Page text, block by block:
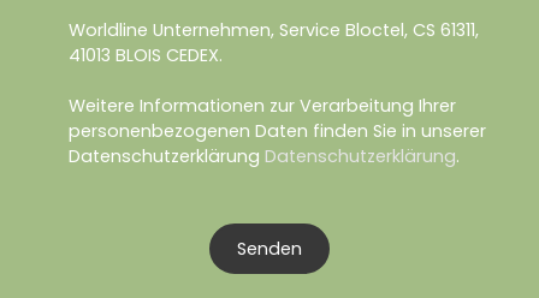
Worldline Unternehmen, Service Bloctel, CS 61311,
41013 BLOIS CEDEX.
Weitere Informationen zur Verarbeitung Ihrer
personenbezogenen Daten finden Sie in unserer
Datenschutzerklärung Datenschutzerklärung.
Senden